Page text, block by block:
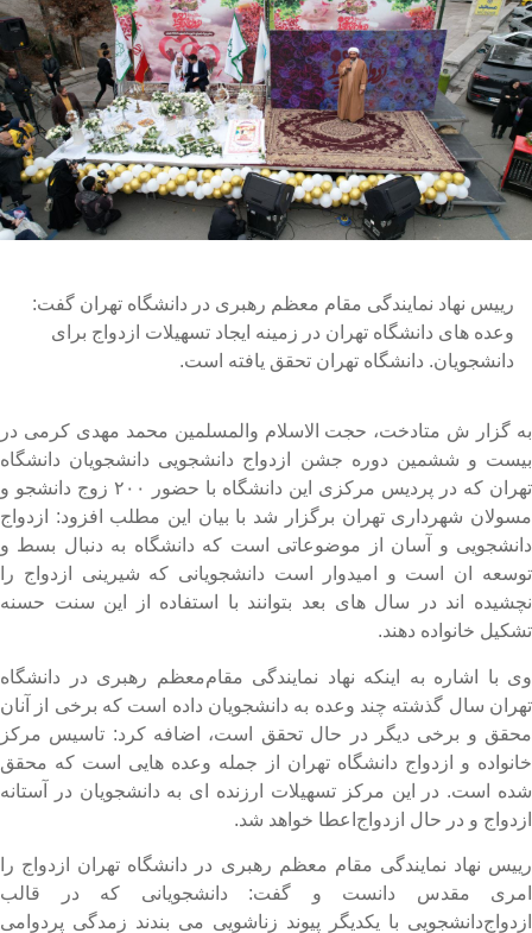
رییس نهاد نمایندگی مقام معظم رهبری در دانشگاه تهران گفت:
وعده های دانشگاه تهران در زمینه ایجاد تسهیلات ازدواج برای
دانشجویان. دانشگاه تهران تحقق یافته است.
گزار ش متادخت، حجت الاسلام والمسلمین محمد مهدی کرمی در
و ششمین دوره جشن ازدواج دانشجویی دانشجویان دانشگاه
تهران که در پردیس مرکزی این دانشگاه با حضور ۲۰۰ زوج دانشجو و
شهرداری تهران برگزار شد با بیان این مطلب افزود: ازدواج
و آسان از موضوعاتی است که دانشگاه به دنبال بسط و
ان است و امیدوار است دانشجویانی که شیرینی ازدواج را
اند در سال های بعد بتوانند با استفاده از این سنت حسنه
خانواده دهند.
با اشاره به اینکه نهاد نمایندگی مقام‌معظم رهبری در دانشگاه
سال گذشته چند وعده به دانشجویان داده است که برخی از آنان
و برخی دیگر در حال تحقق است، اضافه کرد: تاسیس مرکز
و ازدواج دانشگاه تهران از جمله وعده هایی است که محقق
است. در این مرکز تسهیلات ارزنده ای به دانشجویان در آستانه
و در حال ازدواج‌اعطا خواهد شد.
نهاد نمایندگی مقام معظم رهبری در دانشگاه تهران ازدواج را
مقدس دانست و گفت: دانشجویانی که در قالب
با یکدیگر پیوند زناشویی می بندند زمدگی پردوامی